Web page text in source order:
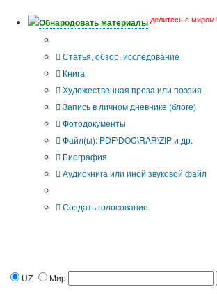
Обнародовать материалы делитесь с миром!
Статья, обзор, исследование
Книга
Художественная проза или поэзия
Запись в личном дневнике (блоге)
Фотодокументы
Файл(ы): PDF\DOC\RAR\ZIP и др.
Биография
Аудиокнига или иной звуковой файл
Создать голосование
UZ Мир